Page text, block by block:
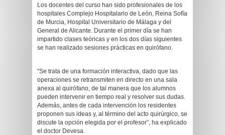
Los docentes del curso han sido profesionales de los
hospitales Complejo Hospitalario de León, Reina Sofía
de Murcia, Hospital Universitario de Málaga y del
General de Alicante. Durante el primer día se han
impartido clases teóricas y en los dos días siguientes
se han realizado sesiones prácticas en quirófano.
“Se trata de una formación interactiva, dado que las
operaciones se retransmiten en directo en una sala
anexa al quirófano, de tal manera que los alumnos
pueden intervenir en tiempo real y resolver sus dudas.
Además, antes de cada intervención los residentes
proponen sus ideas y, al término del acto quirúrgico, se
discute la opción elegida por el profesor”, ha explicado
el doctor Devesa.